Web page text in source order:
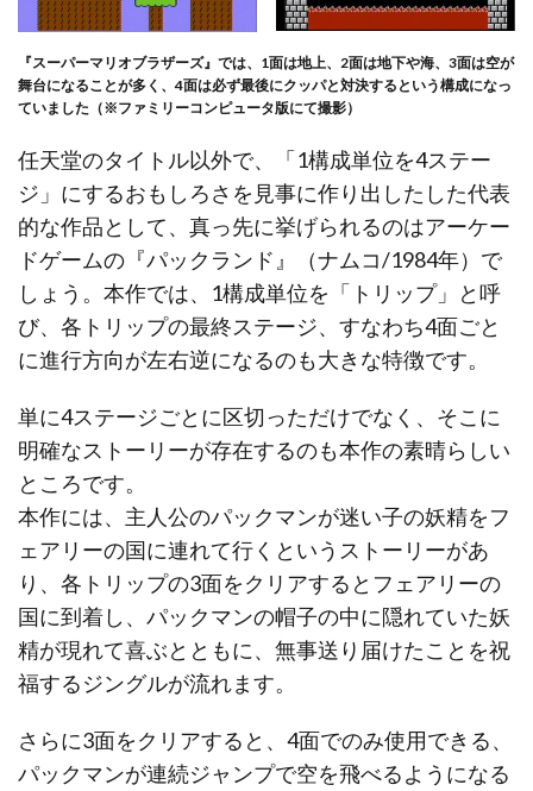
『スーパーマリオブラザーズ』では、1面は地上、2面は地下や海、3面は空が
舞台になることが多く、4面は必ず最後にクッパと対決するという構成になっ
ていました（※ファミリーコンピュータ版にて撮影）
任天堂のタイトル以外で、「1構成単位を4ステー
ジ」にするおもしろさを見事に作り出したした代表
的な作品として、真っ先に挙げられるのはアーケー
ドゲームの『パックランド』（ナムコ/1984年）で
しょう。本作では、1構成単位を「トリップ」と呼
び、各トリップの最終ステージ、すなわち4面ごと
に進行方向が左右逆になるのも大きな特徴です。
単に4ステージごとに区切っただけでなく、そこに
明確なストーリーが存在するのも本作の素晴らしい
ところです。
本作には、主人公のパックマンが迷い子の妖精をフ
ェアリーの国に連れて行くというストーリーがあ
り、各トリップの3面をクリアするとフェアリーの
国に到着し、パックマンの帽子の中に隠れていた妖
精が現れて喜ぶとともに、無事送り届けたことを祝
福するジングルが流れます。
さらに3面をクリアすると、4面でのみ使用できる、
パックマンが連続ジャンプで空を飛べるようになる